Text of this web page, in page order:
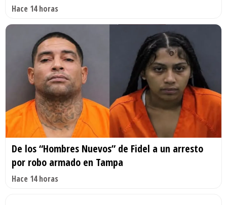
Hace 14 horas
De los “Hombres Nuevos” de Fidel a un arresto
por robo armado en Tampa
Hace 14 horas